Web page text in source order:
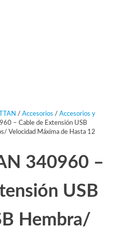
/ Accesorios / Accesorios y
– Cable de Extensión USB
Velocidad Máxima de Hasta 12
340960 –
USB
Hembra/